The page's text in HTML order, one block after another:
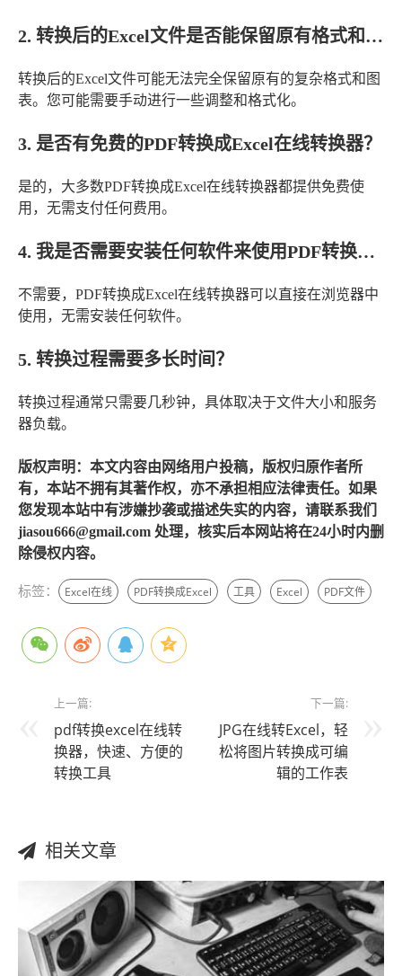
2. 转换后的Excel文件是否能保留原有格式和图表？
转换后的Excel文件可能无法完全保留原有的复杂格式和图
表。您可能需要手动进行一些调整和格式化。
3. 是否有免费的PDF转换成Excel在线转换器？
是的，大多数PDF转换成Excel在线转换器都提供免费使
用，无需支付任何费用。
4. 我是否需要安装任何软件来使用PDF转换成Excel在线转换器？
不需要，PDF转换成Excel在线转换器可以直接在浏览器中
使用，无需安装任何软件。
5. 转换过程需要多长时间？
转换过程通常只需要几秒钟，具体取决于文件大小和服务
器负载。
版权声明：本文内容由网络用户投稿，版权归原作者所
有，本站不拥有其著作权，亦不承担相应法律责任。如果
您发现本站中有涉嫌抄袭或描述失实的内容，请联系我们
jiasou666@gmail.com 处理，核实后本网站将在24小时内删
除侵权内容。
标签： Excel在线 PDF转换成Excel 工具 Excel PDF文件
上一篇:
pdf转换excel在线转
换器，快速、方便的
转换工具
下一篇:
JPG在线转Excel，轻
松将图片转换成可编
辑的工作表
相关文章